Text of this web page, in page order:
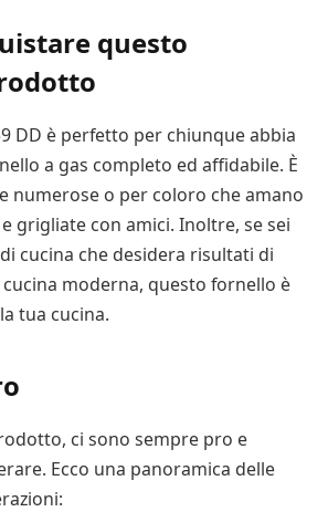
questo
DD è perfetto per chiunque abbia
a gas completo ed affidabile. È
numerose o per coloro che amano
grigliate con amici. Inoltre, se sei
cucina che desidera risultati di
moderna, questo fornello è
tua cucina.
ci sono sempre pro e
Ecco una panoramica delle